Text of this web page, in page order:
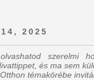
2025
szerelmi
és ma sem
témakörébe